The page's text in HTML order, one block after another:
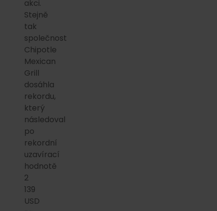
akci.
Stejně
tak
společnost
Chipotle
Mexican
Grill
dosáhla
rekordu,
který
následoval
po
rekordní
uzavírací
hodnotě
2
139
USD